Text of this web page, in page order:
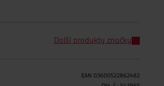
Další produkty značky
EAN 03600522862482